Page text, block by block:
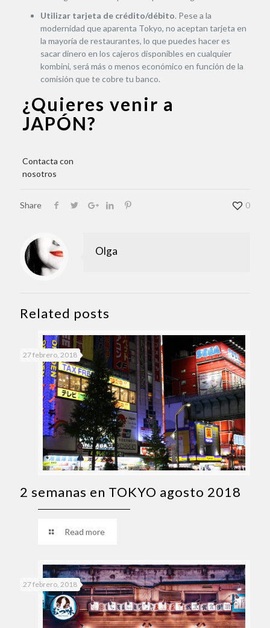
Utilizar tarjeta de crédito/débito. Pese a la
modernidad que aparenta Tokyo, no aceptan tarjeta en
la mayoría de restaurantes, lo que puedes hacer es
sacar dinero en los cajeros disponibles en cualquier
kombini, será más o menos económico en función de la
comisión que te cobre tu banco.
¿Quieres venir a
JAPÓN?
Contacta con
nosotros
Share 0
Olga
Related posts
27 febrero, 2018
2 semanas en TOKYO agosto 2018
Read more
27 febrero, 2018